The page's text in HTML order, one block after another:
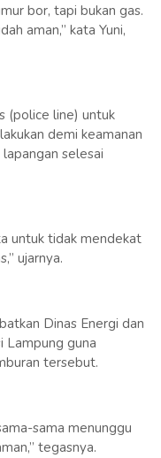
bor, tapi bukan gas.
aman,” kata Yuni,
(police line) untuk
demi keamanan
selesai
untuk tidak mendekat
ujarnya.
Dinas Energi dan
Lampung guna
tersebut.
sama menunggu
tegasnya.